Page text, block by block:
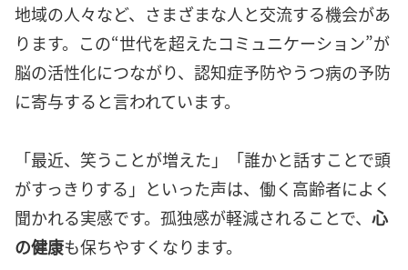
地域の人々など、さまざまな人と交流する機会があ
ります。この“世代を超えたコミュニケーション”が
脳の活性化につながり、認知症予防やうつ病の予防
に寄与すると言われています。
「最近、笑うことが増えた」「誰かと話すことで頭
がすっきりする」といった声は、働く高齢者によく
聞かれる実感です。孤独感が軽減されることで、 心
の健康も保ちやすくなります。